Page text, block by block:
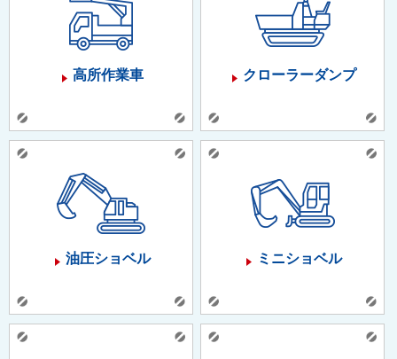
高所作業車 クローラーダンプ
油圧ショベル ミニショベル